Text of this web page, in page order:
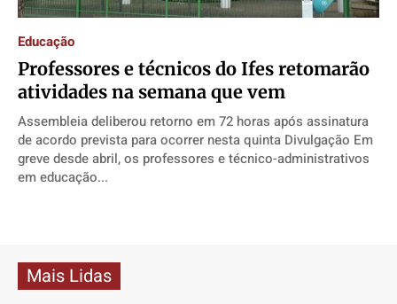
Direitos
Economia
Cultura
Colunas
Caetano Roque
Gustavo Bastos
Jr Mignone (in memorian)
Publicidade Legal
Anuncie
Direitos
Economia
Cultura
Colunas
Caetano Roque
Gustavo Bastos
Jr Mignone (in memorian)
Publicidade Legal
Anuncie
Direitos
Economia
Cultura
Colunas
Caetano Roque
Gustavo Bastos
Jr Mignone (in memorian)
Publicidade Legal
Anuncie
Direitos
Economia
Cultura
Colunas
Caetano Roque
Gustavo Bastos
Jr Mignone (in memorian)
Publicidade Legal
Anuncie
Educação
Professores e técnicos do Ifes retomarão
atividades na semana que vem
Assembleia deliberou retorno em 72 horas após assinatura
de acordo prevista para ocorrer nesta quinta Divulgação Em
greve desde abril, os professores e técnico-administrativos
em educação...
Mais Lidas